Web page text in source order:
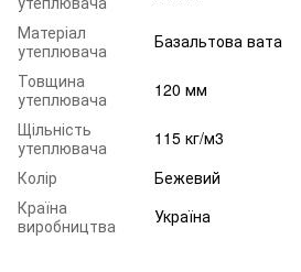
Матеріал
утеплювача
Базальтова вата
Товщина
утеплювача
120 мм
Щільність
утеплювача
115 кг/м3
Колір
Бежевий
Країна
виробництва
Україна